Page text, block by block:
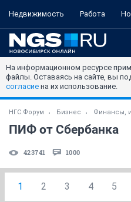
Недвижимость Работа
На информационном ресурсе
файлы. Оставаясь на сайте, вы
согласие на их использование.
НГС.Форум Бизнес Финансы,
ПИФ от Сбербанка
423741 1000
1 2 3 4 5